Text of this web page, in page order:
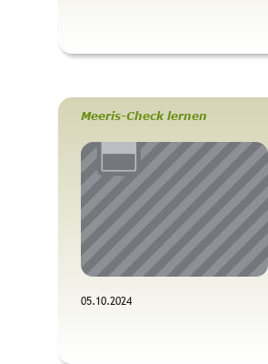
Meeris-Check lernen
05.10.2024